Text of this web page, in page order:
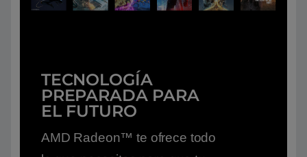
TECNOLOGÍA
PREPARADA PARA
EL FUTURO
AMD Radeon™ te ofrece todo